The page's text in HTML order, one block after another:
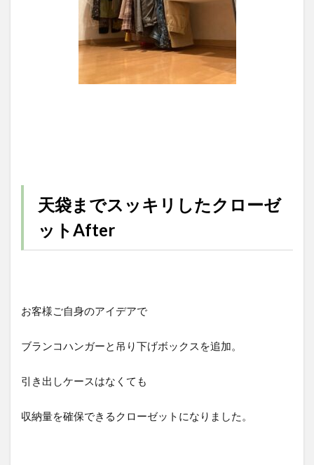
天袋までスッキリしたクローゼ
ットAfter
お客様ご自身のアイデアで
ブランコハンガーと吊り下げボックスを追加。
引き出しケースはなくても
収納量を確保できるクローゼットになりました。